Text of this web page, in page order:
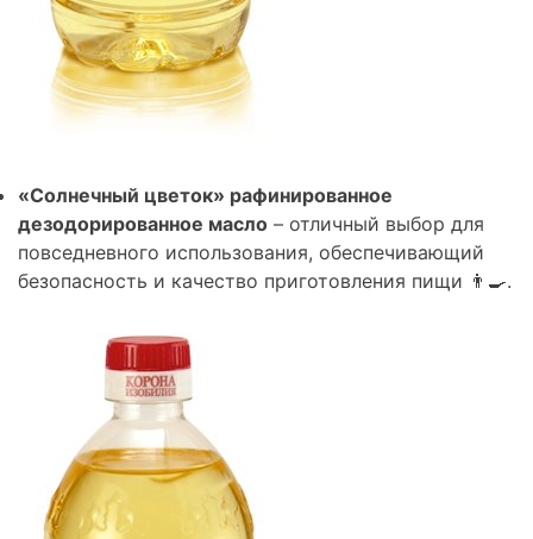
«Солнечный цветок» рафинированное
дезодорированное масло – отличный выбор для
повседневного использования, обеспечивающий
безопасность и качество приготовления пищи 👨‍🍳.